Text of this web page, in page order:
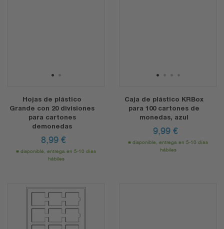
1 2
Hojas de plástico
Grande con 20 divisiones
para cartones
demonedas
8,99 €
disponible, entrega en 5-10 días
hábiles
1 2 3 4
Caja de plástico KRBox
para 100 cartones de
monedas, azul
9,99 €
disponible, entrega en 5-10 días
hábiles